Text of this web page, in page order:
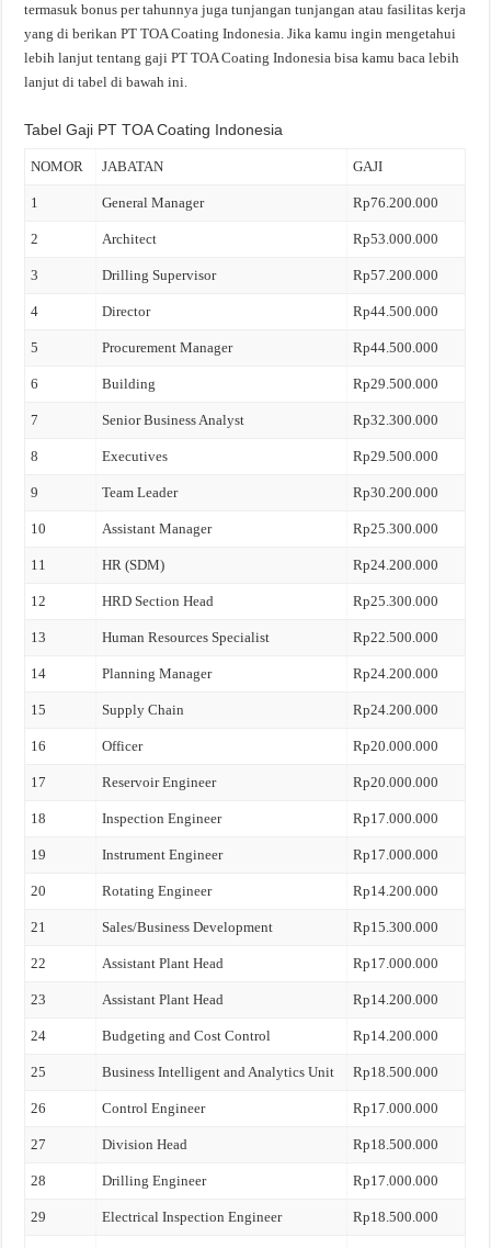
termasuk bonus per tahunnya juga tunjangan tunjangan atau fasilitas kerja
yang di berikan PT TOA Coating Indonesia. Jika kamu ingin mengetahui
lebih lanjut tentang gaji PT TOA Coating Indonesia bisa kamu baca lebih
lanjut di tabel di bawah ini.
Tabel Gaji PT TOA Coating Indonesia
NOMOR JABATAN GAJI
1 General Manager Rp76.200.000
2 Architect Rp53.000.000
3 Drilling Supervisor Rp57.200.000
4 Director Rp44.500.000
5 Procurement Manager Rp44.500.000
6 Building Rp29.500.000
7 Senior Business Analyst Rp32.300.000
8 Executives Rp29.500.000
9 Team Leader Rp30.200.000
10 Assistant Manager Rp25.300.000
11 HR (SDM) Rp24.200.000
12 HRD Section Head Rp25.300.000
13 Human Resources Specialist Rp22.500.000
14 Planning Manager Rp24.200.000
15 Supply Chain Rp24.200.000
16 Officer Rp20.000.000
17 Reservoir Engineer Rp20.000.000
18 Inspection Engineer Rp17.000.000
19 Instrument Engineer Rp17.000.000
20 Rotating Engineer Rp14.200.000
21 Sales/Business Development Rp15.300.000
22 Assistant Plant Head Rp17.000.000
23 Assistant Plant Head Rp14.200.000
24 Budgeting and Cost Control Rp14.200.000
25 Business Intelligent and Analytics Unit Rp18.500.000
26 Control Engineer Rp17.000.000
27 Division Head Rp18.500.000
28 Drilling Engineer Rp17.000.000
29 Electrical Inspection Engineer Rp18.500.000